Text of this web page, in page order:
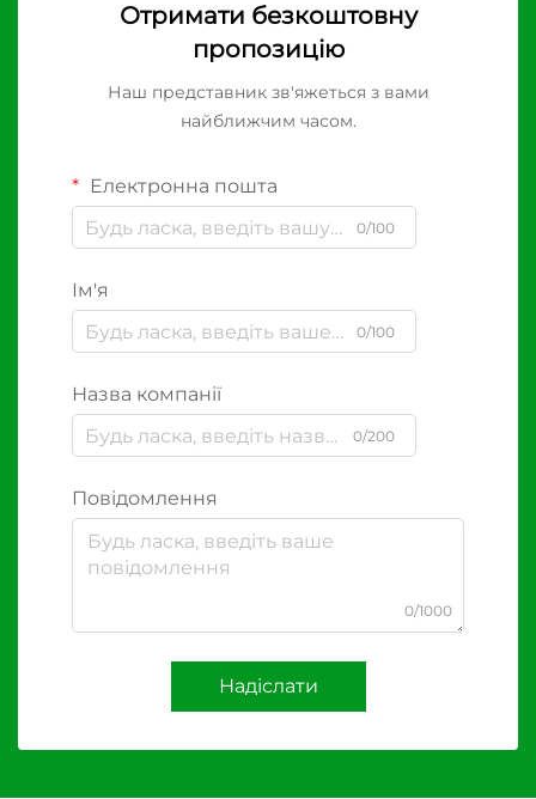
Отримати безкоштовну
пропозицію
Наш представник зв'яжеться з вами
найближчим часом.
Електронна пошта
0/100
Ім'я
0/100
Назва компанії
0/200
Повідомлення
0/1000
Надіслати